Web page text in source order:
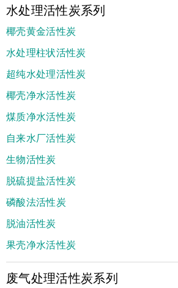
水处理活性炭系列
椰壳黄金活性炭
水处理柱状活性炭
超纯水处理活性炭
椰壳净水活性炭
煤质净水活性炭
自来水厂活性炭
生物活性炭
脱硫提盐活性炭
磷酸法活性炭
脱油活性炭
果壳净水活性炭
废气处理活性炭系列